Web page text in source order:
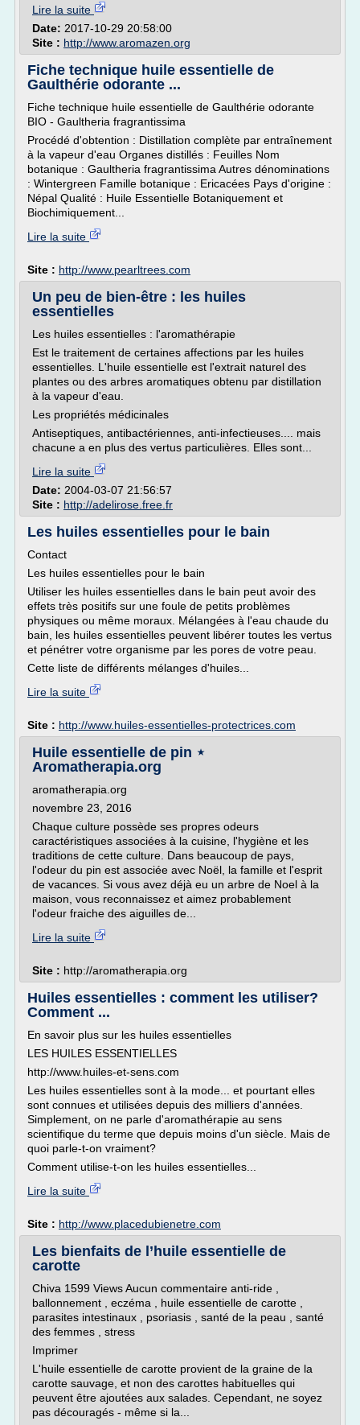
Lire la suite
Date: 2017-10-29 20:58:00
Site : http://www.aromazen.org
Fiche technique huile essentielle de
Gaulthérie odorante ...
Fiche technique huile essentielle de Gaulthérie odorante
BIO - Gaultheria fragrantissima
Procédé d'obtention : Distillation complète par entraînement
à la vapeur d'eau Organes distillés : Feuilles Nom
botanique : Gaultheria fragrantissima Autres dénominations
: Wintergreen Famille botanique : Ericacées Pays d'origine :
Népal Qualité : Huile Essentielle Botaniquement et
Biochimiquement...
Lire la suite
Site : http://www.pearltrees.com
Un peu de bien-être : les huiles
essentielles
Les huiles essentielles : l'aromathérapie
Est le traitement de certaines affections par les huiles
essentielles. L'huile essentielle est l'extrait naturel des
plantes ou des arbres aromatiques obtenu par distillation
à la vapeur d'eau.
Les propriétés médicinales
Antiseptiques, antibactériennes, anti-infectieuses.... mais
chacune a en plus des vertus particulières. Elles sont...
Lire la suite
Date: 2004-03-07 21:56:57
Site : http://adelirose.free.fr
Les huiles essentielles pour le bain
Contact
Les huiles essentielles pour le bain
Utiliser les huiles essentielles dans le bain peut avoir des
effets très positifs sur une foule de petits problèmes
physiques ou même moraux. Mélangées à l'eau chaude du
bain, les huiles essentielles peuvent libérer toutes les vertus
et pénétrer votre organisme par les pores de votre peau.
Cette liste de différents mélanges d'huiles...
Lire la suite
Site : http://www.huiles-essentielles-protectrices.com
Huile essentielle de pin ⋆
Aromatherapia.org
aromatherapia.org
novembre 23, 2016
Chaque culture possède ses propres odeurs
caractéristiques associées à la cuisine, l'hygiène et les
traditions de cette culture. Dans beaucoup de pays,
l'odeur du pin est associée avec Noël, la famille et l'esprit
de vacances. Si vous avez déjà eu un arbre de Noel à la
maison, vous reconnaissez et aimez probablement
l'odeur fraiche des aiguilles de...
Lire la suite
Site : http://aromatherapia.org
Huiles essentielles : comment les utiliser?
Comment ...
En savoir plus sur les huiles essentielles
LES HUILES ESSENTIELLES
http://www.huiles-et-sens.com
Les huiles essentielles sont à la mode... et pourtant elles
sont connues et utilisées depuis des milliers d'années.
Simplement, on ne parle d'aromathérapie au sens
scientifique du terme que depuis moins d'un siècle. Mais de
quoi parle-t-on vraiment?
Comment utilise-t-on les huiles essentielles...
Lire la suite
Site : http://www.placedubienetre.com
Les bienfaits de l’huile essentielle de
carotte
Chiva 1599 Views Aucun commentaire anti-ride ,
ballonnement , eczéma , huile essentielle de carotte ,
parasites intestinaux , psoriasis , santé de la peau , santé
des femmes , stress
Imprimer
L'huile essentielle de carotte provient de la graine de la
carotte sauvage, et non des carottes habituelles qui
peuvent être ajoutées aux salades. Cependant, ne soyez
pas découragés - même si la...